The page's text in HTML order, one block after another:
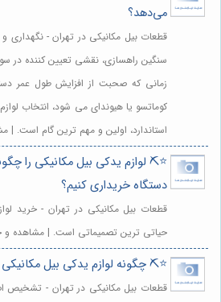
می‌دهد؟
قطعات بیل مکانیکی در تهران - نگهداری
سنگین راهسازی، نقشی تعیین کننده در
زمانی که صحبت از افزایش طول عمر
کوماتسو یا هیوندای می شود، انتخاب
استاندارد، اولین و مهم ترین گام است. |
⭐️⛏️ لوازم یدکی بیل مکانیکی را
دستگاه خریداری کنیم؟
قطعات بیل مکانیکی در تهران - خرید
حیاتی ترین تصمیماتی است. | مشاهده و
⭐️⛏️ چگونه لوازم یدکی بیل
قطعات بیل مکانیکی در تهران - تشخیص